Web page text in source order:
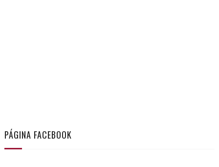
PÁGINA FACEBOOK